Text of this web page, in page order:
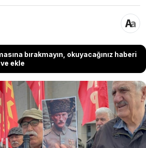
bırakmayın, okuyacağınız haberi
ekle
Kurtuluş Partisi (HKP), hakkında
5 aylık hapis cezasının infazına
verilen Genel Başkan Nurullah Efe'nin